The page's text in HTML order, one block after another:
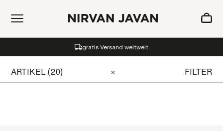
ZUM WARENKORB HINZUGEFÜGT
Oh! Ihr Warenkorb ist leer.
gratis Versand weltweit
ARTIKEL (20) × FILTER